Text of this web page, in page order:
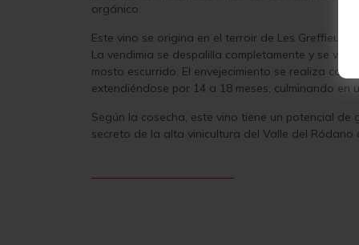
orgánico.
Este vino se origina en el terroir de Les
La vendimia se despalilla completamente y se
mosto escurrido. El envejecimiento se realiza
extendiéndose por 14 a 18 meses, culminando
Según la cosecha, este vino tiene un potencial
secreto de la alta vinicultura del Valle del